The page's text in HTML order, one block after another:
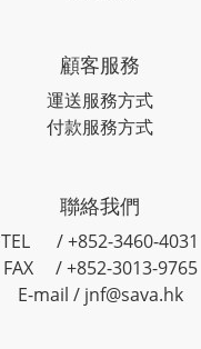
顧客服務
運送服務方式
付款服務方式
聯絡我們
TEL / +852-3460-4031
FAX / +852-3013-9765
E-mail / jnf@sava.hk